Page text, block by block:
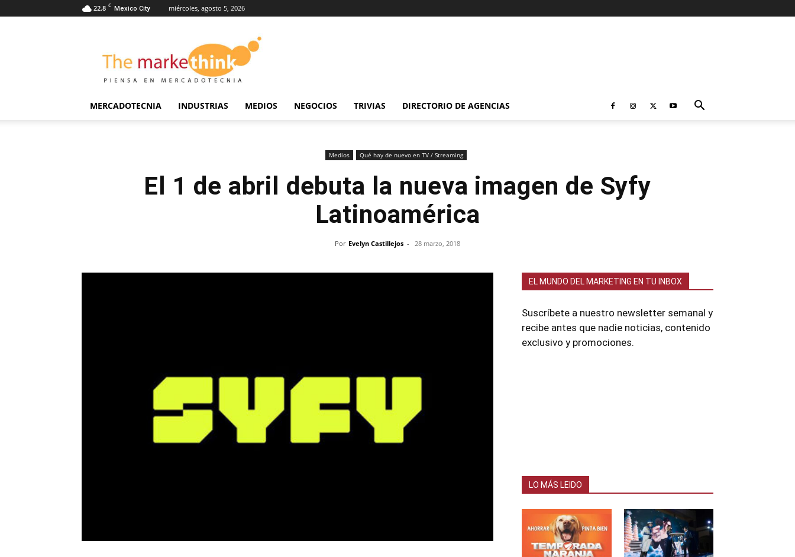
22.8 C Mexico City miércoles, agosto 5, 2026
Markethink
MERCADOTECNIA INDUSTRIAS MEDIOS NEGOCIOS TRIVIAS DIRECTORIO DE AGENCIAS
Medios Qué hay de nuevo en TV / Streaming
El 1 de abril debuta la nueva imagen de Syfy
Latinoamérica
Por Evelyn Castillejos - 28 marzo, 2018
EL MUNDO DEL MARKETING EN TU INBOX
Suscríbete a nuestro newsletter semanal y
recibe antes que nadie noticias, contenido
exclusivo y promociones.
LO MÁS LEIDO